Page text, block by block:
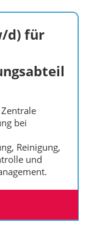
d) für
bei
Reinigung,
und